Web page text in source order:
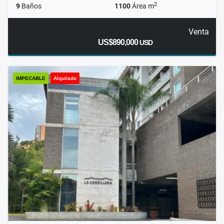
9 Baños 1100Área m2
Venta
US$890,000USD
IMPECABLE Alquilado